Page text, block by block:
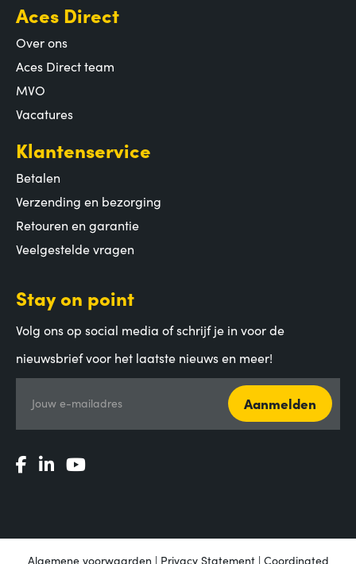
Aces Direct
Over ons
Aces Direct team
MVO
Vacatures
Klantenservice
Betalen
Verzending en bezorging
Retouren en garantie
Veelgestelde vragen
Stay on point
Volg ons op social media of schrijf je in voor de
nieuwsbrief voor het laatste nieuws en meer!
Jouw e-mailadres Aanmelden
Algemene voorwaarden | Privacy Statement| Coordinated